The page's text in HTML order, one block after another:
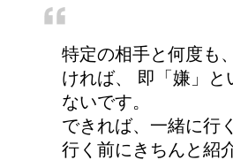
特定の相手と何度も
ければ、 即「嫌」と
ないです。
できれば、一緒に行
行く前にきちんと紹